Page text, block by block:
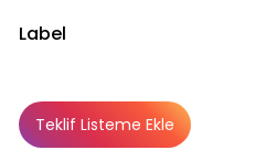
Basic
Basic
Premium
Abonelik Dışı
Label
Teklif Listeme Ekle